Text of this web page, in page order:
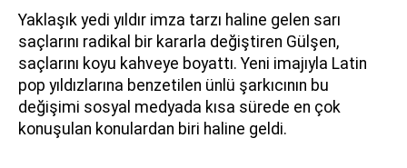
Yaklaşık yedi yıldır imza tarzı haline gelen sarı
saçlarını radikal bir kararla değiştiren Gülşen,
saçlarını koyu kahveye boyattı. Yeni imajıyla Latin
pop yıldızlarına benzetilen ünlü şarkıcının bu
değişimi sosyal medyada kısa sürede en çok
konuşulan konulardan biri haline geldi.